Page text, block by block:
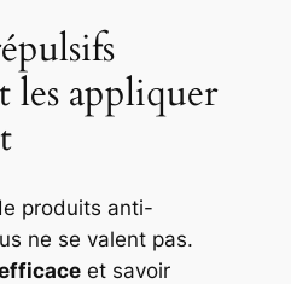
les appliquer
produits anti-
ne se valent pas.
et savoir